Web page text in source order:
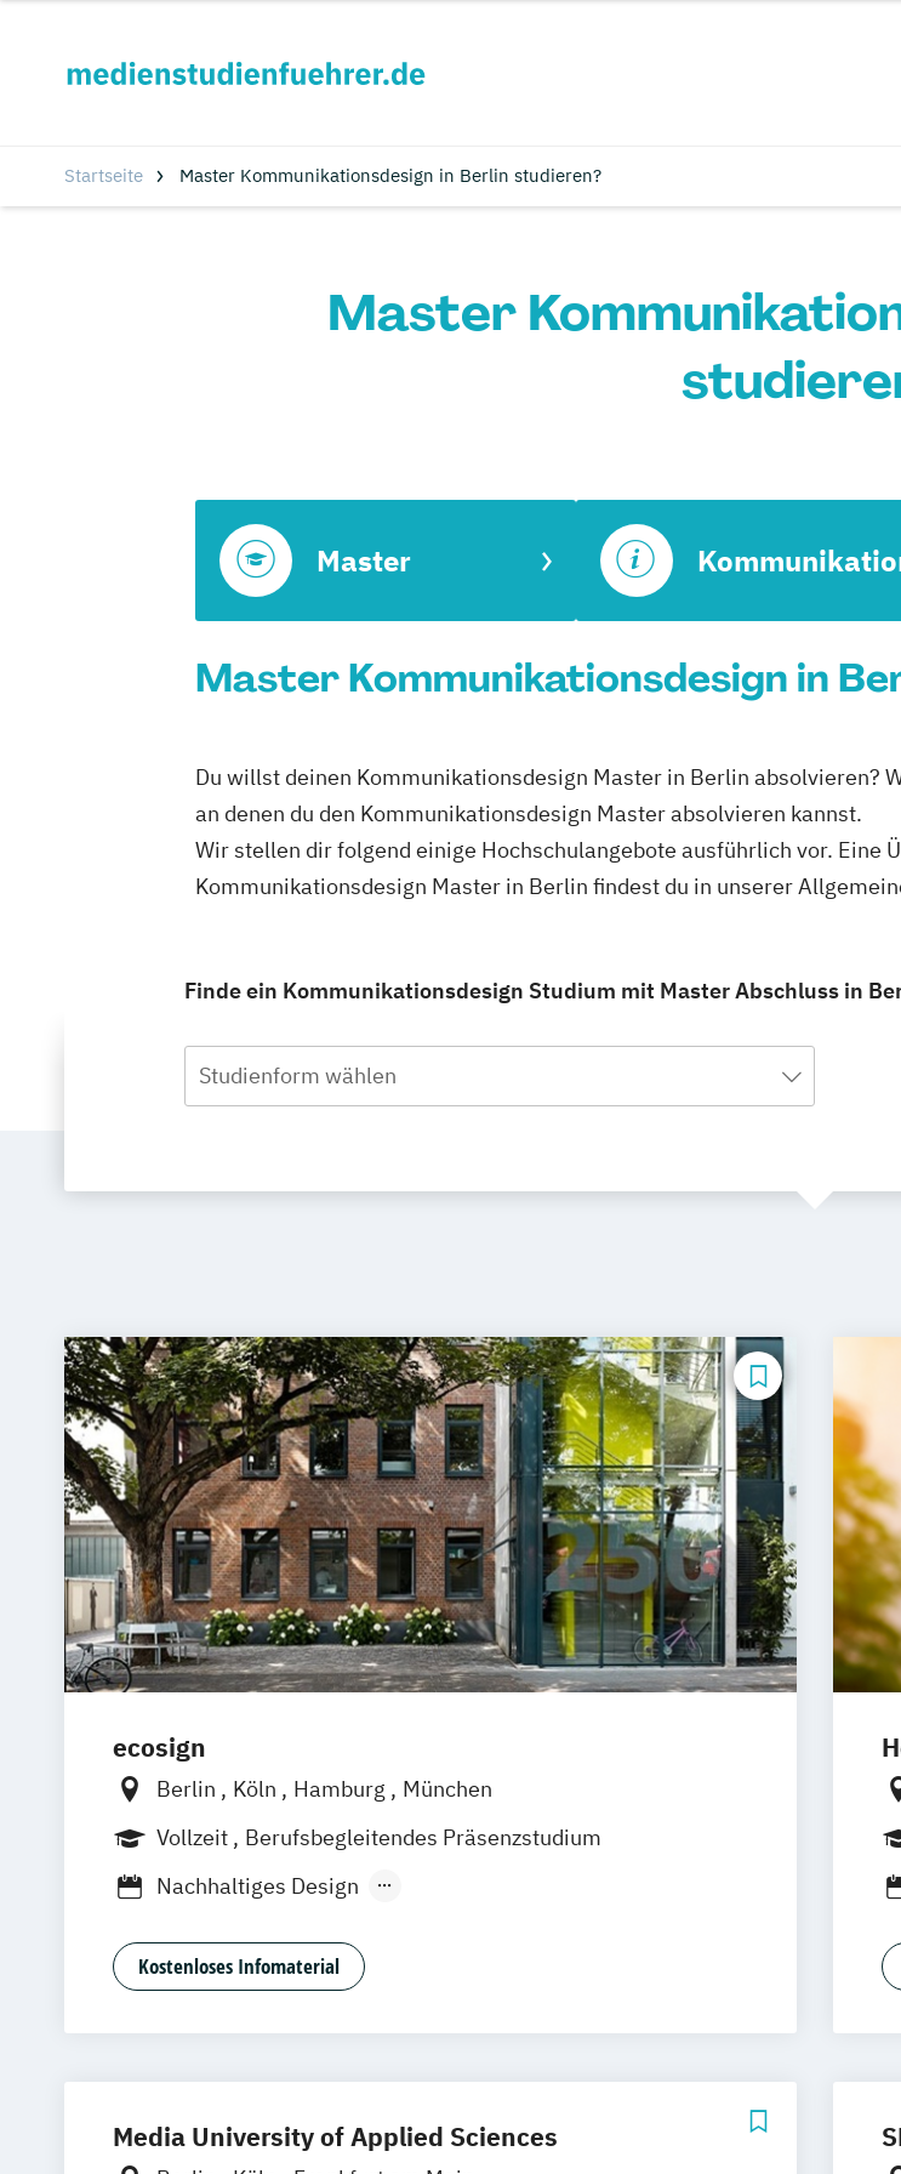
Startseite Master Kommunikationsdesign in Berlin studieren?
Master
Master
Master Kommunikationsdesign in
Du willst deinen Kommunikationsdesign Master in Berlin absolvieren?
an denen du den Kommunikationsdesign Master absolvieren kannst.
Wir stellen dir folgend einige Hochschulangebote ausführlich vor. Eine
Kommunikationsdesign Master in Berlin findest du in unserer
Finde ein Kommunikationsdesign Studium mit Master Abschluss in
Studienform wählen
ecosign
Berlin Köln Hamburg
München
Vollzeit
Berufsbegleitendes Präsenzstudium
Nachhaltiges Design
Nachhaltiges Design Management
Nachhaltiges Design Management (berufsbegleitend)
Kostenloses Infomaterial
Media University of Applied Sciences